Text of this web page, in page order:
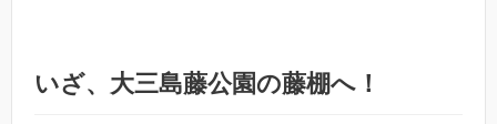
いざ、大三島藤公園の藤棚へ！